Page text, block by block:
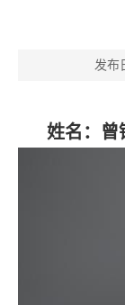
发布
姓名：曾